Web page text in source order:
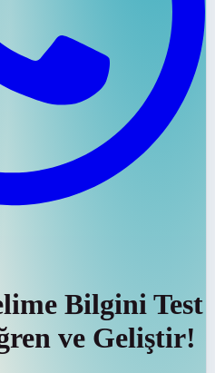
Bilgini Test
ve Geliştir!